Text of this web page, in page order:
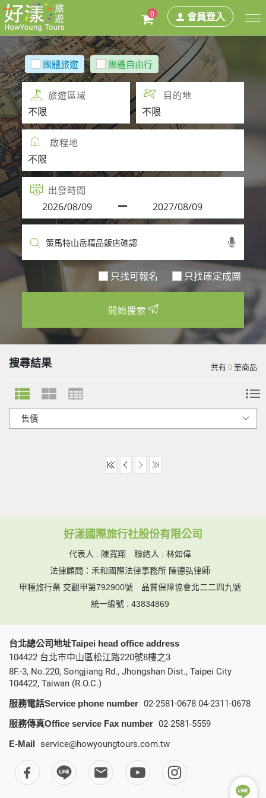
0 會員登入
團體旅遊 團體自由行
旅遊區域 目的地
啟程地
出發時間
只找可報名
開始搜索
搜尋結果 共有0筆商品
好漾國際旅行社股份有限公司
代表人 : 陳寬翔 聯絡人 : 林如偉
法律顧問：禾和國際法律事務所 陳德弘律師
甲種旅行業 交觀甲第792900號
品質保障協會北二二四九號
統一編號 : 43834869
台北總公司地址Taipei head office address
104422 台北市中山區松江路220號8樓之3
8F.-3, No.220, Songjiang Rd., Jhongshan Dist., Taipei City
104422, Taiwan (R.O.C.)
服務電話Service phone number 02-2581-0678 04-2311-0678
服務傳真Office service Fax number 02-2581-5559
E-Mail service@howyoungtours.com.tw